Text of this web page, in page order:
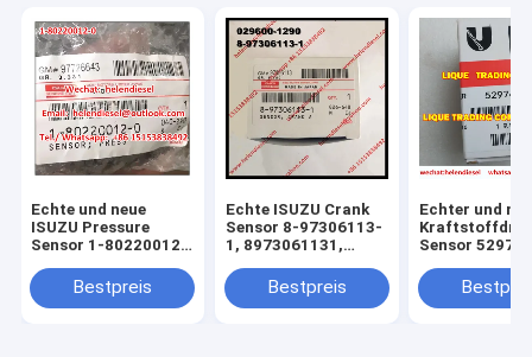
Echte und neue
ISUZU Pressure
Sensor 1-80220012-
80220012-1,
1802200121, 1-
Bestpreis
Echte ISUZU Crank
Sensor 8-97306113-
1, 8973061131,
DENSO-Sensor
029600-
Bestpreis
Echter und
Sensor
Vorlage,
0281006325,